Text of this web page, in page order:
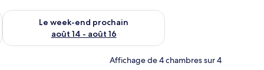
août 7 - août 9
Le week-end prochain
août 14 - août 16
Vérifier la disponibilité pour le week-end prochain août 14 -
Affichage de 4 chambres sur 4